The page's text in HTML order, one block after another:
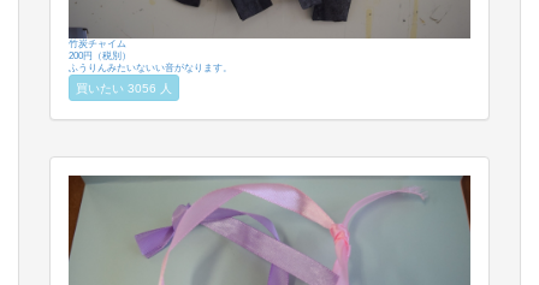
竹炭チャイム
200円（税別）
ふうりんみたいないい音がなります。
買いたい 3056 人